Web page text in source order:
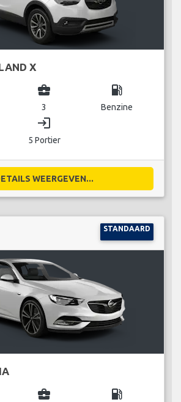
X
business_center
3
local_gas_station
Benzine
login
5 Portier
WEERGEVEN...
STANDAARD
business_center local_gas_station